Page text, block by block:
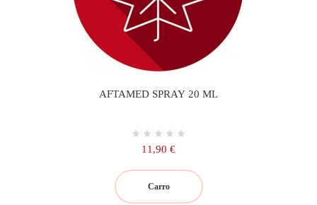
AFTAMED SPRAY 20 ML
Precio
11,90 €
Carro